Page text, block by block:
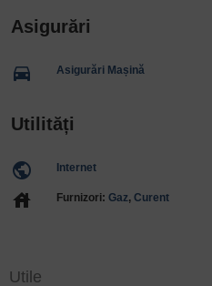
Asigurări
directions_car Asigurări Mașină
Utilități
public Internet
house Furnizori: Gaz, Curent
Utile